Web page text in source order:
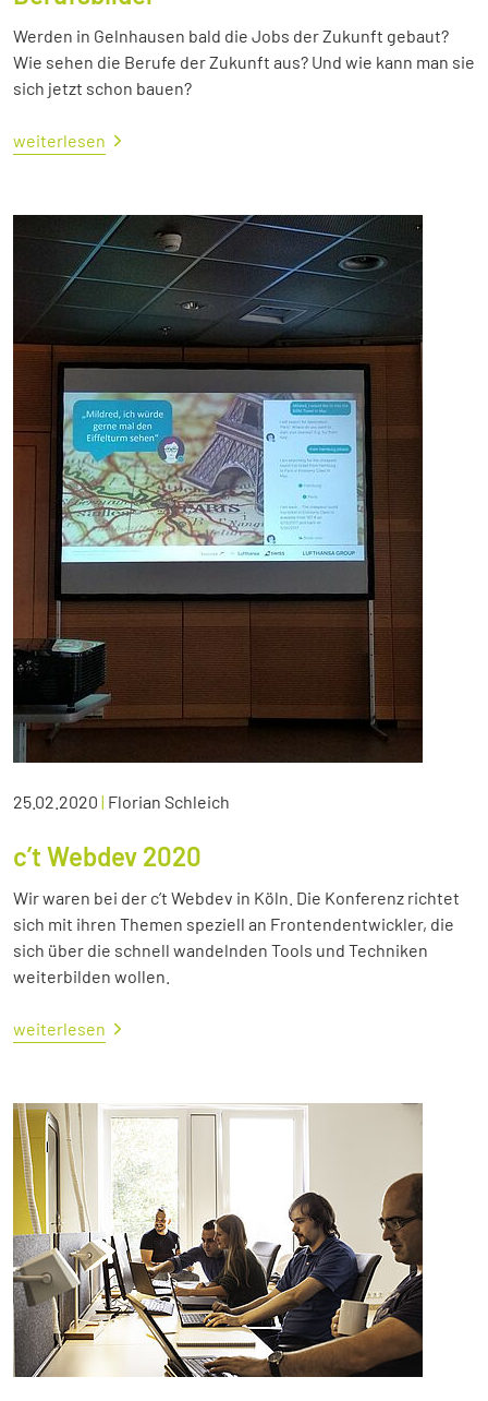
Werden in Gelnhausen bald die Jobs der Zukunft gebaut?
Wie sehen die Berufe der Zukunft aus? Und wie kann man sie
sich jetzt schon bauen?
weiterlesen
25.02.2020 | Florian Schleich
c’t Webdev 2020
Wir waren bei der c’t Webdev in Köln. Die Konferenz richtet
sich mit ihren Themen speziell an Frontendentwickler, die
sich über die schnell wandelnden Tools und Techniken
weiterbilden wollen.
weiterlesen